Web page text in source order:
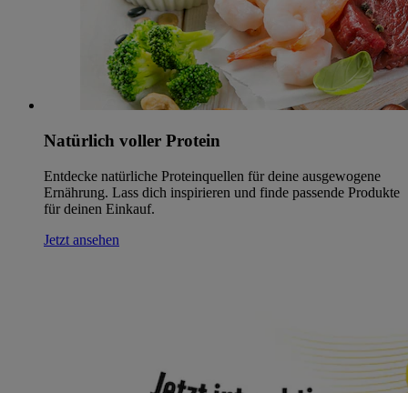
Natürlich voller Protein
Entdecke natürliche Proteinquellen für deine ausgewogene
Ernährung. Lass dich inspirieren und finde passende Produkte
für deinen Einkauf.
Jetzt ansehen